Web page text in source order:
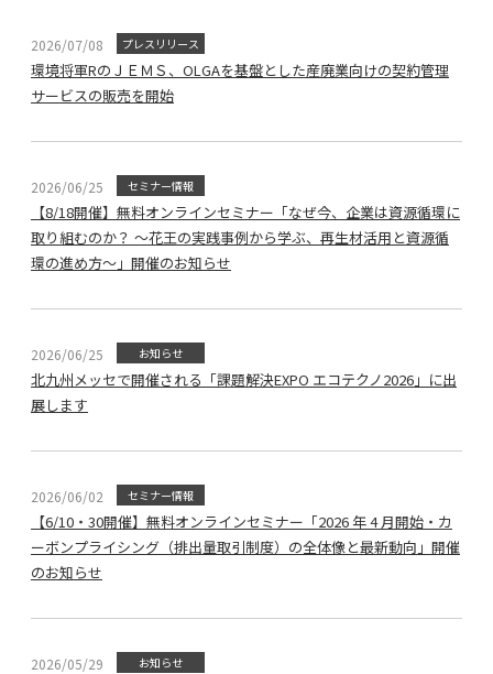
2026/07/08 プレスリリース
環境将軍RのＪＥＭＳ、OLGAを基盤とした産廃業向けの契約管理
サービスの販売を開始
2026/06/25 セミナー情報
【8/18開催】無料オンラインセミナー「なぜ今、企業は資源循環に
取り組むのか？ ～花王の実践事例から学ぶ、再生材活用と資源循
環の進め方～」開催のお知らせ
2026/06/25 お知らせ
北九州メッセで開催される「課題解決EXPO エコテクノ2026」に出
展します
2026/06/02 セミナー情報
【6/10・30開催】無料オンラインセミナー「2026 年 4 月開始・カ
ーボンプライシング（排出量取引制度）の全体像と最新動向」開催
のお知らせ
2026/05/29 お知らせ